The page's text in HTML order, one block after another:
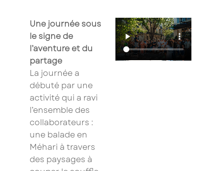
Une journée sous
le signe de
l’aventure et du
partage
La journée a
débuté par une
activité qui a ravi
l’ensemble des
collaborateurs :
une balade en
Méhari à travers
des paysages à